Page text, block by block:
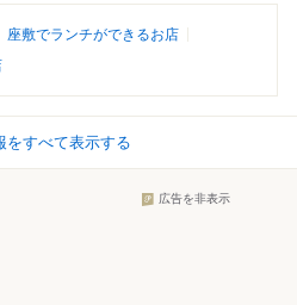
座敷でランチができるお店
をすべて表示する
広告を非表示